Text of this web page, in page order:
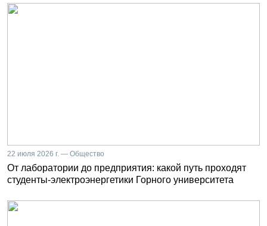
22 июля 2026 г. — Общество
От лаборатории до предприятия: какой путь проходят
студенты-электроэнергетики Горного университета